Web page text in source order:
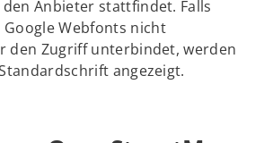
Anbieter stattfindet. Falls
Webfonts nicht
den Zugriff unterbindet, werden
angezeigt.